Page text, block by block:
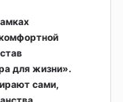
для жизни».
сами,